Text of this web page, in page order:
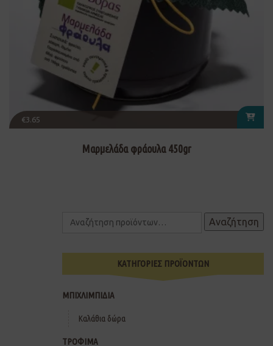
€3.65
Μαρμελάδα φράουλα 450gr
Αναζήτηση
ΚΑΤΗΓΟΡΙΕΣ ΠΡΟΪΟΝΤΩΝ
ΜΠΙΧΛΙΜΠΙΔΙΑ
Καλάθια δώρα
ΤΡΟΦΙΜΑ